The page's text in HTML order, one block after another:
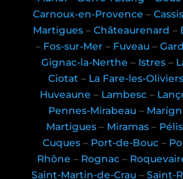
Carnoux-en-Provence – Cassis
Martigues –Châteaurenard –
– Fos-sur-Mer– Fuveau–
Gignac-la-Nerthe – Istres–
Ciotat – La Fare-les-Oliviers
Huveaune – Lambesc–
Pennes-Mirabeau –
Martigues– Miramas–
Cuques – Port-de-Bouc –
Rhône – Rognac –
Saint-Martin-de-Crau– Saint-